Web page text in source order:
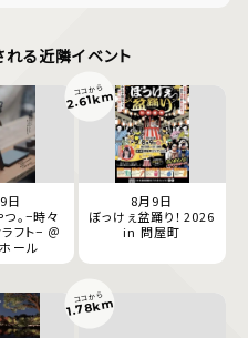
る近隣イベント
日
。−時々
フト− ＠
ール
8月9日
ぼっけぇ盆踊り！2026
in 問屋町
ココから
2.61km
ココから
1.78km